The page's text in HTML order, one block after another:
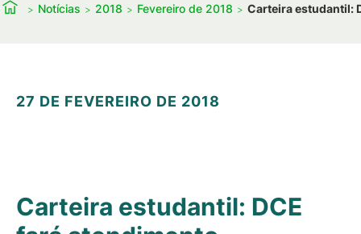
Notícias 2018 Fevereiro de 2018 Carteira estudantil:
27 DE FEVEREIRO DE 2018
Carteira estudantil: DCE